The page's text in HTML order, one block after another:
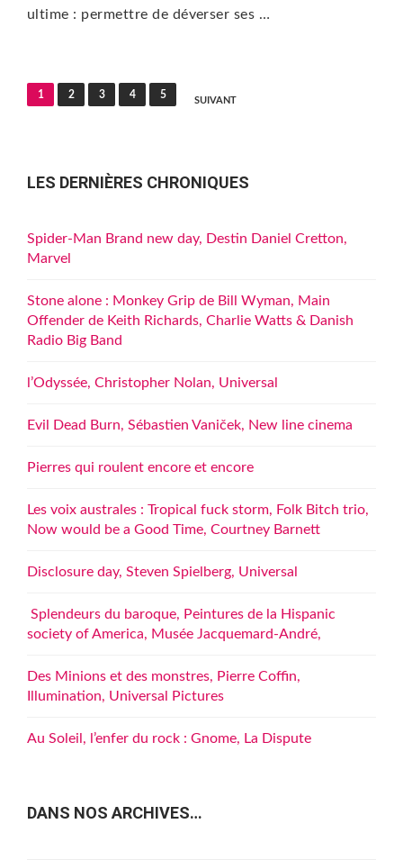
ultime : permettre de déverser ses …
Pagination
1 2 3 4 5
SUIVANT
LES DERNIÈRES CHRONIQUES
Spider-Man Brand new day, Destin Daniel Cretton,
Marvel
Stone alone : Monkey Grip de Bill Wyman, Main
Offender de Keith Richards, Charlie Watts & Danish
Radio Big Band
l’Odyssée, Christopher Nolan, Universal
Evil Dead Burn, Sébastien Vaniček, New line cinema
Pierres qui roulent encore et encore
Les voix australes : Tropical fuck storm, Folk Bitch trio,
Now would be a Good Time, Courtney Barnett
Disclosure day, Steven Spielberg, Universal
Splendeurs du baroque, Peintures de la Hispanic
society of America, Musée Jacquemard-André,
Des Minions et des monstres, Pierre Coffin,
Illumination, Universal Pictures
Au Soleil, l’enfer du rock : Gnome, La Dispute
DANS NOS ARCHIVES…